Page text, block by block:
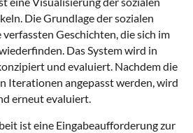
Die Grundlage der sozialen
Geschichten, die sich im
Das System wird in
und evaluiert. Nachdem die
Iterationen angepasst werden, wird
erneut evaluiert.
ist eine Eingabeaufforderung zur